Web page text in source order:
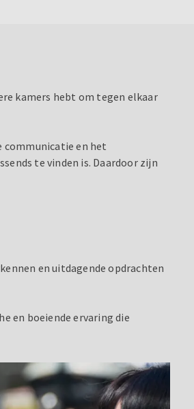
kamers hebt om tegen elkaar
communicatie en het
te vinden is. Daardoor zijn
en uitdagende opdrachten
en boeiende ervaring die